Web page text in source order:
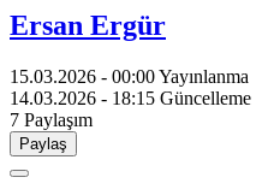
Ersan Ergür
15.03.2026 - 00:00Yayınlanma
14.03.2026 - 18:15 Güncelleme
7 Paylaşım
Paylaş